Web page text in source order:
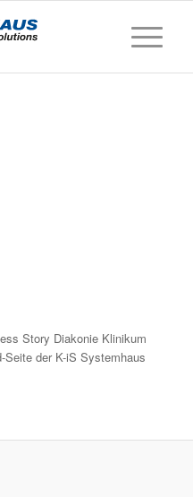
Story Diakonie Klinikum
Seite der K-iS Systemhaus